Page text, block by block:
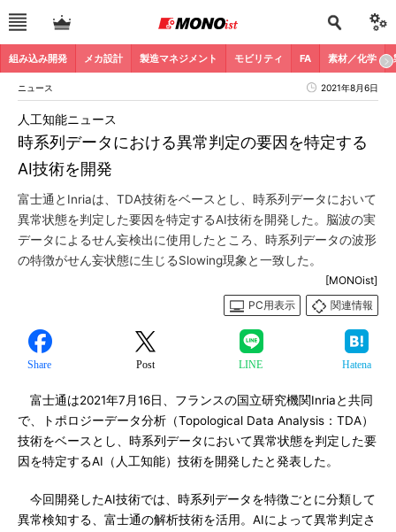
組み込み開発 メカ設計 製造マネジメント モビリティ FA 素材／化学
ニュース 2021年8月6日
時系列データにおける異常判定の要因を特定する
AI技術を開発
人工知能ニュース
富士通とInriaは、TDA技術をベースとし、時系列データにおいて
異常状態を判定した要因を特定するAI技術を開発した。脳波の実
データによるせん妄検出に使用したところ、時系列データの波形
の特徴がせん妄状態に生じるSlowing現象と一致した。
[MONOist]
PC用表示
関連情報
Share Post LINE Hatena
富士通は2021年7月16日、フランスの国立研究機関Inriaと共同
で、トポロジーデータ分析（Topological Data Analysis：TDA）
技術をベースとし、時系列データにおいて異常状態を判定した要
因を特定するAI（人工知能）技術を開発したと発表した。
今回開発したAI技術では、時系列データを特徴ごとに分類して
異常検知する、富士通の解析技術を活用。AIによって異常判定さ